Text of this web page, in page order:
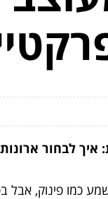
איך לבחור
כמו פינוק,